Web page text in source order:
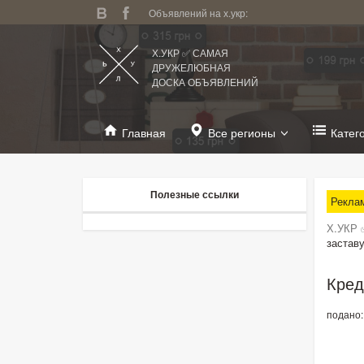
Объявлений на х.укр:
Х.УКР ✅ САМАЯ
ДРУЖЕЛЮБНАЯ
ДОСКА ОБЪЯВЛЕНИЙ
Главная Все регионы
Х.УКР
Полезные ссылки